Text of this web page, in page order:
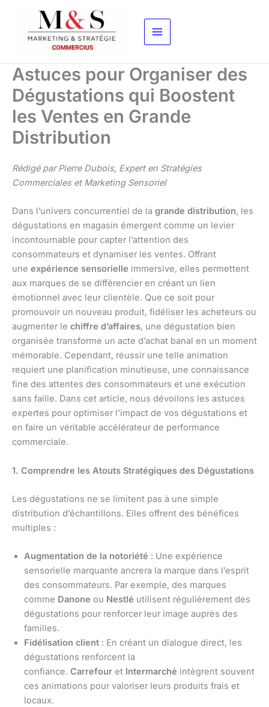
contenu
Astuces pour Organiser des
Dégustations qui Boostent
les Ventes en Grande
Distribution
Rédigé par Pierre Dubois, Expert en Stratégies
Commerciales et Marketing Sensoriel
Dans l’univers concurrentiel de la grande distribution, les
dégustations en magasin émergent comme un levier
incontournable pour capter l’attention des
consommateurs et dynamiser les ventes. Offrant
une expérience sensorielle immersive, elles permettent
aux marques de se différencier en créant un lien
émotionnel avec leur clientèle. Que ce soit pour
promouvoir un nouveau produit, fidéliser les acheteurs ou
augmenter le chiffre d’affaires, une dégustation bien
organisée transforme un acte d’achat banal en un moment
mémorable. Cependant, réussir une telle animation
requiert une planification minutieuse, une connaissance
fine des attentes des consommateurs et une exécution
sans faille. Dans cet article, nous dévoilons les astuces
expertes pour optimiser l’impact de vos dégustations et
en faire un véritable accélérateur de performance
commerciale.
1. Comprendre les Atouts Stratégiques des Dégustations
Les dégustations ne se limitent pas à une simple
distribution d’échantillons. Elles offrent des bénéfices
multiples :
Augmentation de la notoriété : Une expérience
sensorielle marquante ancrera la marque dans l’esprit
des consommateurs. Par exemple, des marques
comme Danone ou Nestlé utilisent régulièrement des
dégustations pour renforcer leur image auprès des
familles.
Fidélisation client : En créant un dialogue direct, les
dégustations renforcent la
confiance. Carrefour et Intermarché intègrent souvent
ces animations pour valoriser leurs produits frais et
locaux.